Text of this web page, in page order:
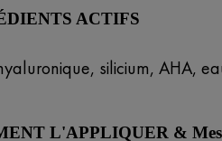
ACTIFS
silicium, AHA,
L'APPLIQUER &